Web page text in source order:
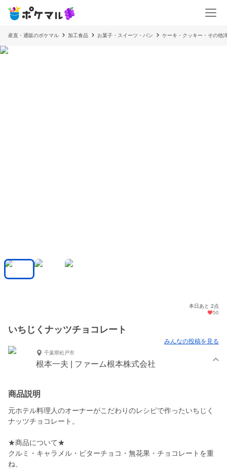
産直・通販のポケマル 加工食品 お菓子・スイーツ・パン ケーキ・クッキー・その他
本日あと 2点
50
いちじくナッツチョコレート
みんなの投稿を見る
千葉県松戸市
根本一夫 | ファーム根本株式会社
商品説明
元ホテル料理人のオーナーがこだわりのレシピで作ったいちじく
ナッツチョコレート。
★商品について★
クルミ・キャラメル・ビターチョコ・無花果・チョコレートを重
ね、